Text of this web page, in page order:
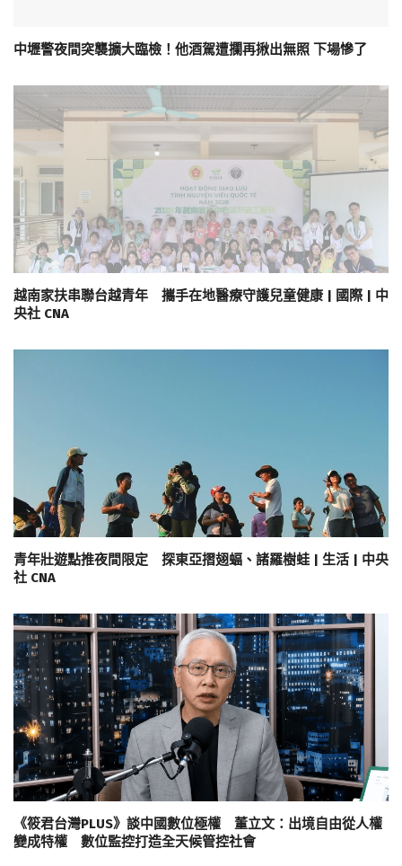
中壢警夜間突襲擴大臨檢！他酒駕遭攔再揪出無照 下場慘了
越南家扶串聯台越青年 攜手在地醫療守護兒童健康 | 國際 | 中
央社 CNA
青年壯遊點推夜間限定 探東亞摺翅蝠、諸羅樹蛙 | 生活 | 中央
社 CNA
《筱君台灣PLUS》談中國數位極權 董立文：出境自由從人權
變成特權 數位監控打造全天候管控社會